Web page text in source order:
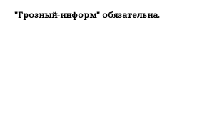
"Грозный-информ" обязательна.